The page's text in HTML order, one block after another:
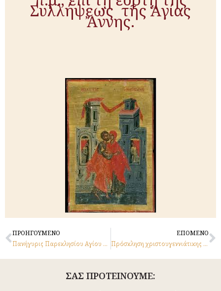
Συλλήψεως τῆς Ἁγίας
Ἄννης.
Prev
ΠΡΟΗΓΟΥΜΕΝΟ
Πανήγυρις Παρεκλησίου Αγίου Νικολάου Παλαιού Σπαρμού
ΕΠΟΜΕΝΟ
Πρόσκληση χριστουγεννιάτικης εορτής κατηχητικών
ΣΑΣ ΠΡΟΤΕΙΝΟΥΜΕ: